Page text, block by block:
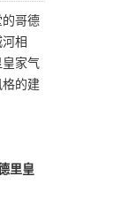
哥德
相
皇家气
的建
里皇